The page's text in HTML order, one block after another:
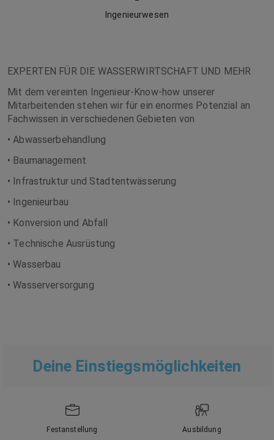
Ingenieurwesen
EXPERTEN FÜR DIE WASSERWIRTSCHAFT UND MEHR
Mit dem vereinten Ingenieur-Know-how unserer
Mitarbeitenden stehen wir für ein enormes Potenzial an
Fachwissen in verschiedenen Gebieten von
• Abwasserbehandlung
• Baumanagement
• Infrastruktur und Stadtentwässerung
• Ingenieurbau
• Konversion und Abfall
• Technische Ausrüstung
• Wasserbau
• Wasserversorgung
Deine Einstiegsmöglichkeiten
Festanstellung Ausbildung